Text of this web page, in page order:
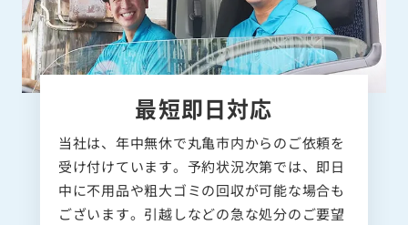
最短即日対応
当社は、年中無休で丸亀市内からのご依頼を
受け付けています。予約状況次第では、即日
中に不用品や粗大ゴミの回収が可能な場合も
ございます。引越しなどの急な処分のご要望